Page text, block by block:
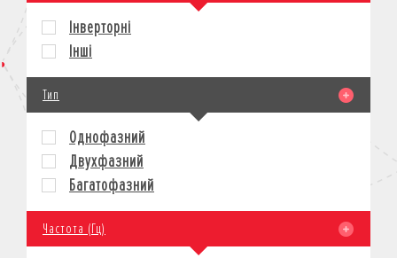
Інверторні
Інші
Тип
Однофазний
Двухфазний
Багатофазний
Частота (Гц)